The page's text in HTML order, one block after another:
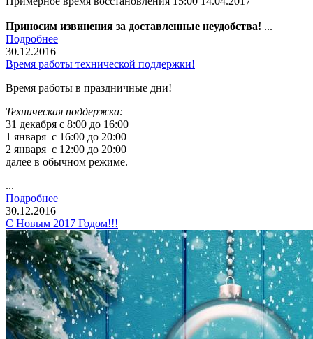
Приносим извинения за доставленные неудобства! ...
Подробнее
30.12.2016
Время работы технической поддержки!
Время работы в праздничные дни!
Техническая поддержка:
31 декабря с 8:00 до 16:00
1 января с 16:00 до 20:00
2 января с 12:00 до 20:00
далее в обычном режиме.
...
Подробнее
30.12.2016
С Новым 2017 Годом!!!